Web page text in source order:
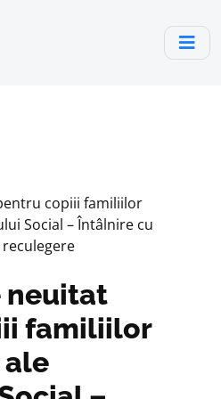
copiii familiilor
Social – Întâlnire cu
neuitat
familiilor
ale